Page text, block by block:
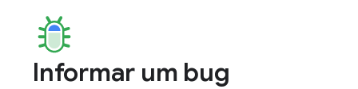
Informar um bug